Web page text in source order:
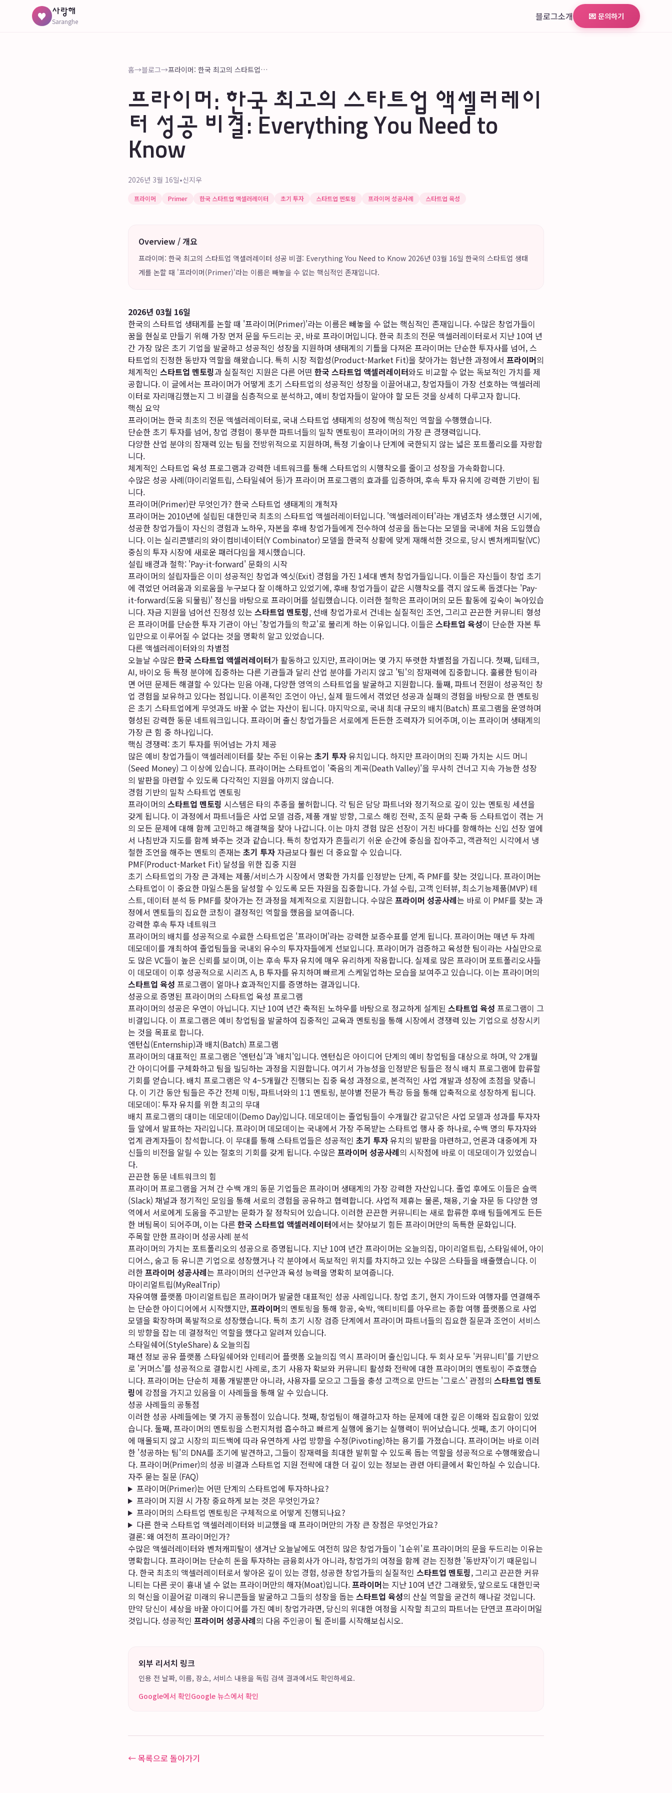
♥ 사랑해
Saranghe 블로그소개 💌 문의하기
홈→블로그→ 프라이머: 한국 최고의 스타트업 액셀러레이터 성공 비결: Everything You Need to Know
프라이머: 한국 최고의 스타트업 액셀러레이
터 성공 비결: Everything You Need to
Know
2026년 3월 16일•신지우
프라이머 Primer 한국 스타트업 액셀러레이터 초기 투자 스타트업 멘토링 프라이머 성공사례 스타트업 육성
Overview / 개요
프라이머: 한국 최고의 스타트업 액셀러레이터 성공 비결: Everything You Need to Know 2026년 03월 16일 한국의 스타트업 생태
계를 논할 때 '프라이머(Primer)'라는 이름은 빼놓을 수 없는 핵심적인 존재입니다.
2026년 03월 16일
한국의 스타트업 생태계를 논할 때 '프라이머(Primer)'라는 이름은 빼놓을 수 없는 핵심적인 존재입니다. 수많은 창업가들이
꿈을 현실로 만들기 위해 가장 먼저 문을 두드리는 곳, 바로 프라이머입니다. 한국 최초의 전문 액셀러레이터로서 지난 10여 년
간 가장 많은 초기 기업을 발굴하고 성공적인 성장을 지원하며 생태계의 기틀을 다져온 프라이머는 단순한 투자사를 넘어, 스
타트업의 진정한 동반자 역할을 해왔습니다. 특히 시장 적합성(Product-Market Fit)을 찾아가는 험난한 과정에서 프라이머의
체계적인 스타트업 멘토링과 실질적인 지원은 다른 어떤 한국 스타트업 액셀러레이터와도 비교할 수 없는 독보적인 가치를 제
공합니다. 이 글에서는 프라이머가 어떻게 초기 스타트업의 성공적인 성장을 이끌어내고, 창업자들이 가장 선호하는 액셀러레
이터로 자리매김했는지 그 비결을 심층적으로 분석하고, 예비 창업자들이 알아야 할 모든 것을 상세히 다루고자 합니다.
핵심 요약
프라이머는 한국 최초의 전문 액셀러레이터로, 국내 스타트업 생태계의 성장에 핵심적인 역할을 수행했습니다.
단순한 초기 투자를 넘어, 창업 경험이 풍부한 파트너들의 밀착 멘토링이 프라이머의 가장 큰 경쟁력입니다.
다양한 산업 분야의 잠재력 있는 팀을 전방위적으로 지원하며, 특정 기술이나 단계에 국한되지 않는 넓은 포트폴리오를 자랑합
니다.
체계적인 스타트업 육성 프로그램과 강력한 네트워크를 통해 스타트업의 시행착오를 줄이고 성장을 가속화합니다.
수많은 성공 사례(마이리얼트립, 스타일쉐어 등)가 프라이머 프로그램의 효과를 입증하며, 후속 투자 유치에 강력한 기반이 됩
니다.
프라이머(Primer)란 무엇인가? 한국 스타트업 생태계의 개척자
프라이머는 2010년에 설립된 대한민국 최초의 스타트업 액셀러레이터입니다. '액셀러레이터'라는 개념조차 생소했던 시기에,
성공한 창업가들이 자신의 경험과 노하우, 자본을 후배 창업가들에게 전수하여 성공을 돕는다는 모델을 국내에 처음 도입했습
니다. 이는 실리콘밸리의 와이컴비네이터(Y Combinator) 모델을 한국적 상황에 맞게 재해석한 것으로, 당시 벤처캐피탈(VC)
중심의 투자 시장에 새로운 패러다임을 제시했습니다.
설립 배경과 철학: 'Pay-it-forward' 문화의 시작
프라이머의 설립자들은 이미 성공적인 창업과 엑싯(Exit) 경험을 가진 1세대 벤처 창업가들입니다. 이들은 자신들이 창업 초기
에 겪었던 어려움과 외로움을 누구보다 잘 이해하고 있었기에, 후배 창업가들이 같은 시행착오를 겪지 않도록 돕겠다는 'Pay-
it-forward(도움 되물림)' 정신을 바탕으로 프라이머를 설립했습니다. 이러한 철학은 프라이머의 모든 활동에 깊숙이 녹아있습
니다. 자금 지원을 넘어선 진정성 있는 스타트업 멘토링, 선배 창업가로서 건네는 실질적인 조언, 그리고 끈끈한 커뮤니티 형성
은 프라이머를 단순한 투자 기관이 아닌 '창업가들의 학교'로 불리게 하는 이유입니다. 이들은 스타트업 육성이 단순한 자본 투
입만으로 이루어질 수 없다는 것을 명확히 알고 있었습니다.
다른 액셀러레이터와의 차별점
오늘날 수많은 한국 스타트업 액셀러레이터가 활동하고 있지만, 프라이머는 몇 가지 뚜렷한 차별점을 가집니다. 첫째, 딥테크,
AI, 바이오 등 특정 분야에 집중하는 다른 기관들과 달리 산업 분야를 가리지 않고 '팀'의 잠재력에 집중합니다. 훌륭한 팀이라
면 어떤 문제든 해결할 수 있다는 믿음 아래, 다양한 영역의 스타트업을 발굴하고 지원합니다. 둘째, 파트너 전원이 성공적인 창
업 경험을 보유하고 있다는 점입니다. 이론적인 조언이 아닌, 실제 필드에서 겪었던 성공과 실패의 경험을 바탕으로 한 멘토링
은 초기 스타트업에게 무엇과도 바꿀 수 없는 자산이 됩니다. 마지막으로, 국내 최대 규모의 배치(Batch) 프로그램을 운영하며
형성된 강력한 동문 네트워크입니다. 프라이머 출신 창업가들은 서로에게 든든한 조력자가 되어주며, 이는 프라이머 생태계의
가장 큰 힘 중 하나입니다.
핵심 경쟁력: 초기 투자를 뛰어넘는 가치 제공
많은 예비 창업가들이 액셀러레이터를 찾는 주된 이유는 초기 투자유치입니다. 하지만 프라이머의 진짜 가치는 시드 머니
(Seed Money) 그 이상에 있습니다. 프라이머는 스타트업이 '죽음의 계곡(Death Valley)'을 무사히 건너고 지속 가능한 성장
의 발판을 마련할 수 있도록 다각적인 지원을 아끼지 않습니다.
경험 기반의 밀착 스타트업 멘토링
프라이머의 스타트업 멘토링 시스템은 타의 추종을 불허합니다. 각 팀은 담당 파트너와 정기적으로 깊이 있는 멘토링 세션을
갖게 됩니다. 이 과정에서 파트너들은 사업 모델 검증, 제품 개발 방향, 그로스 해킹 전략, 조직 문화 구축 등 스타트업이 겪는 거
의 모든 문제에 대해 함께 고민하고 해결책을 찾아 나갑니다. 이는 마치 경험 많은 선장이 거친 바다를 항해하는 신입 선장 옆에
서 나침반과 지도를 함께 봐주는 것과 같습니다. 특히 창업자가 흔들리기 쉬운 순간에 중심을 잡아주고, 객관적인 시각에서 냉
철한 조언을 해주는 멘토의 존재는 초기 투자 자금보다 훨씬 더 중요할 수 있습니다.
PMF(Product-Market Fit) 달성을 위한 집중 지원
초기 스타트업의 가장 큰 과제는 제품/서비스가 시장에서 명확한 가치를 인정받는 단계, 즉 PMF를 찾는 것입니다. 프라이머는
스타트업이 이 중요한 마일스톤을 달성할 수 있도록 모든 자원을 집중합니다. 가설 수립, 고객 인터뷰, 최소기능제품(MVP) 테
스트, 데이터 분석 등 PMF를 찾아가는 전 과정을 체계적으로 지원합니다. 수많은 프라이머 성공사례는 바로 이 PMF를 찾는 과
정에서 멘토들의 집요한 코칭이 결정적인 역할을 했음을 보여줍니다.
강력한 후속 투자 네트워크
프라이머의 배치를 성공적으로 수료한 스타트업은 '프라이머'라는 강력한 보증수표를 얻게 됩니다. 프라이머는 매년 두 차례
데모데이를 개최하여 졸업팀들을 국내외 유수의 투자자들에게 선보입니다. 프라이머가 검증하고 육성한 팀이라는 사실만으로
도 많은 VC들이 높은 신뢰를 보이며, 이는 후속 투자 유치에 매우 유리하게 작용합니다. 실제로 많은 프라이머 포트폴리오사들
이 데모데이 이후 성공적으로 시리즈 A, B 투자를 유치하며 빠르게 스케일업하는 모습을 보여주고 있습니다. 이는 프라이머의
스타트업 육성 프로그램이 얼마나 효과적인지를 증명하는 결과입니다.
성공으로 증명된 프라이머의 스타트업 육성 프로그램
프라이머의 성공은 우연이 아닙니다. 지난 10여 년간 축적된 노하우를 바탕으로 정교하게 설계된 스타트업 육성 프로그램이 그
비결입니다. 이 프로그램은 예비 창업팀을 발굴하여 집중적인 교육과 멘토링을 통해 시장에서 경쟁력 있는 기업으로 성장시키
는 것을 목표로 합니다.
엔턴십(Enternship)과 배치(Batch) 프로그램
프라이머의 대표적인 프로그램은 '엔턴십'과 '배치'입니다. 엔턴십은 아이디어 단계의 예비 창업팀을 대상으로 하며, 약 2개월
간 아이디어를 구체화하고 팀을 빌딩하는 과정을 지원합니다. 여기서 가능성을 인정받은 팀들은 정식 배치 프로그램에 합류할
기회를 얻습니다. 배치 프로그램은 약 4~5개월간 진행되는 집중 육성 과정으로, 본격적인 사업 개발과 성장에 초점을 맞춥니
다. 이 기간 동안 팀들은 주간 전체 미팅, 파트너와의 1:1 멘토링, 분야별 전문가 특강 등을 통해 압축적으로 성장하게 됩니다.
데모데이: 투자 유치를 위한 최고의 무대
배치 프로그램의 대미는 데모데이(Demo Day)입니다. 데모데이는 졸업팀들이 수개월간 갈고닦은 사업 모델과 성과를 투자자
들 앞에서 발표하는 자리입니다. 프라이머 데모데이는 국내에서 가장 주목받는 스타트업 행사 중 하나로, 수백 명의 투자자와
업계 관계자들이 참석합니다. 이 무대를 통해 스타트업들은 성공적인 초기 투자유치의 발판을 마련하고, 언론과 대중에게 자
신들의 비전을 알릴 수 있는 절호의 기회를 갖게 됩니다. 수많은 프라이머 성공사례의 시작점에 바로 이 데모데이가 있었습니
다.
끈끈한 동문 네트워크의 힘
프라이머 프로그램을 거쳐 간 수백 개의 동문 기업들은 프라이머 생태계의 가장 강력한 자산입니다. 졸업 후에도 이들은 슬랙
(Slack) 채널과 정기적인 모임을 통해 서로의 경험을 공유하고 협력합니다. 사업적 제휴는 물론, 채용, 기술 자문 등 다양한 영
역에서 서로에게 도움을 주고받는 문화가 잘 정착되어 있습니다. 이러한 끈끈한 커뮤니티는 새로 합류한 후배 팀들에게도 든든
한 버팀목이 되어주며, 이는 다른 한국 스타트업 액셀러레이터에서는 찾아보기 힘든 프라이머만의 독특한 문화입니다.
주목할 만한 프라이머 성공사례 분석
프라이머의 가치는 포트폴리오의 성공으로 증명됩니다. 지난 10여 년간 프라이머는 오늘의집, 마이리얼트립, 스타일쉐어, 아이
디어스, 숨고 등 유니콘 기업으로 성장했거나 각 분야에서 독보적인 위치를 차지하고 있는 수많은 스타들을 배출했습니다. 이
러한프라이머 성공사례는 프라이머의 선구안과 육성 능력을 명확히 보여줍니다.
마이리얼트립(MyRealTrip)
자유여행 플랫폼 마이리얼트립은 프라이머가 발굴한 대표적인 성공 사례입니다. 창업 초기, 현지 가이드와 여행자를 연결해주
는 단순한 아이디어에서 시작했지만,프라이머의 멘토링을 통해 항공, 숙박, 액티비티를 아우르는 종합 여행 플랫폼으로 사업
모델을 확장하며 폭발적으로 성장했습니다. 특히 초기 시장 검증 단계에서 프라이머 파트너들의 집요한 질문과 조언이 서비스
의 방향을 잡는 데 결정적인 역할을 했다고 알려져 있습니다.
스타일쉐어(StyleShare) & 오늘의집
패션 정보 공유 플랫폼 스타일쉐어와 인테리어 플랫폼 오늘의집 역시 프라이머 출신입니다. 두 회사 모두 '커뮤니티'를 기반으
로 '커머스'를 성공적으로 결합시킨 사례로, 초기 사용자 확보와 커뮤니티 활성화 전략에 대한 프라이머의 멘토링이 주효했습
니다. 프라이머는 단순히 제품 개발뿐만 아니라, 사용자를 모으고 그들을 충성 고객으로 만드는 '그로스' 관점의 스타트업 멘토
링에 강점을 가지고 있음을 이 사례들을 통해 알 수 있습니다.
성공 사례들의 공통점
이러한 성공 사례들에는 몇 가지 공통점이 있습니다. 첫째, 창업팀이 해결하고자 하는 문제에 대한 깊은 이해와 집요함이 있었
습니다. 둘째, 프라이머의 멘토링을 스펀지처럼 흡수하고 빠르게 실행에 옮기는 실행력이 뛰어났습니다. 셋째, 초기 아이디어
에 매몰되지 않고 시장의 피드백에 따라 유연하게 사업 방향을 수정(Pivoting)하는 용기를 가졌습니다. 프라이머는 바로 이러
한 '성공하는 팀'의 DNA를 조기에 발견하고, 그들이 잠재력을 최대한 발휘할 수 있도록 돕는 역할을 성공적으로 수행해왔습니
다.프라이머(Primer)의 성공 비결과 스타트업 지원 전략에 대한 더 깊이 있는 정보는 관련 아티클에서 확인하실 수 있습니다.
자주 묻는 질문 (FAQ)
프라이머(Primer)는 어떤 단계의 스타트업에 투자하나요?
프라이머 지원 시 가장 중요하게 보는 것은 무엇인가요?
프라이머의 스타트업 멘토링은 구체적으로 어떻게 진행되나요?
다른 한국 스타트업 액셀러레이터와 비교했을 때 프라이머만의 가장 큰 장점은 무엇인가요?
결론: 왜 여전히 프라이머인가?
수많은 액셀러레이터와 벤처캐피탈이 생겨난 오늘날에도 여전히 많은 창업가들이 '1순위'로 프라이머의 문을 두드리는 이유는
명확합니다. 프라이머는 단순히 돈을 투자하는 금융회사가 아니라, 창업가의 여정을 함께 걷는 진정한 '동반자'이기 때문입니
다. 한국 최초의 액셀러레이터로서 쌓아온 깊이 있는 경험, 성공한 창업가들의 실질적인 스타트업 멘토링, 그리고 끈끈한 커뮤
니티는 다른 곳이 흉내 낼 수 없는 프라이머만의 해자(Moat)입니다.프라이머는 지난 10여 년간 그래왔듯, 앞으로도 대한민국
의 혁신을 이끌어갈 미래의 유니콘들을 발굴하고 그들의 성장을 돕는 스타트업 육성의 산실 역할을 굳건히 해나갈 것입니다.
만약 당신이 세상을 바꿀 아이디어를 가진 예비 창업가라면, 당신의 위대한 여정을 시작할 최고의 파트너는 단연코 프라이머일
것입니다. 성공적인 프라이머 성공사례의 다음 주인공이 될 준비를 시작해보십시오.
외부 리서치 링크
인용 전 날짜, 이름, 장소, 서비스 내용을 독립 검색 결과에서도 확인하세요.
Google에서 확인Google 뉴스에서 확인
← 목록으로 돌아가기